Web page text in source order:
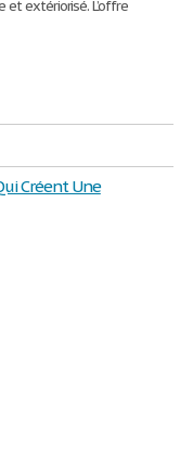
et extériorisé. L’offre
Créent Une